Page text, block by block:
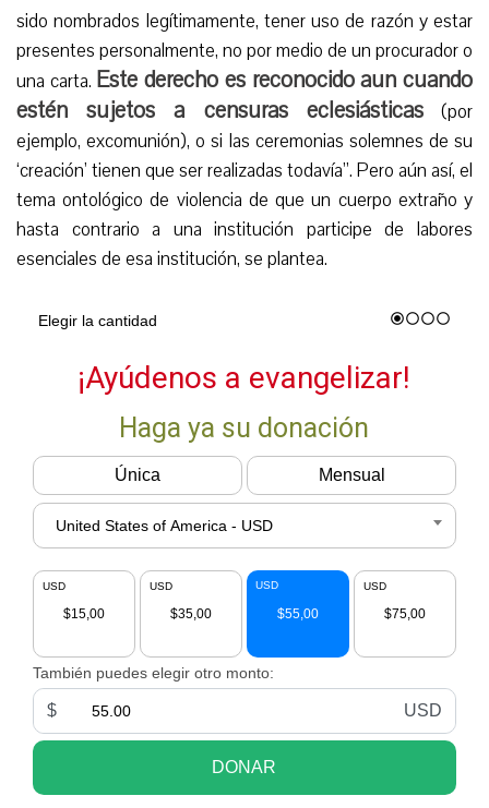
sido nombrados legítimamente, tener uso de razón y estar
presentes personalmente, no por medio de un procurador o
una carta. Este derecho es reconocido aun cuando
estén sujetos a censuras eclesiásticas(por
ejemplo, excomunión), o si las ceremonias solemnes de su
‘creación’ tienen que ser realizadas todavía”. Pero aún así, el
tema ontológico de violencia de que un cuerpo extraño y
hasta contrario a una institución participe de labores
esenciales de esa institución, se plantea.